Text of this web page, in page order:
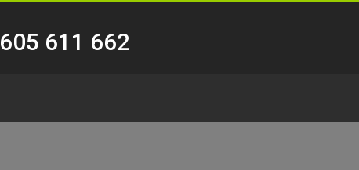
605 611 662